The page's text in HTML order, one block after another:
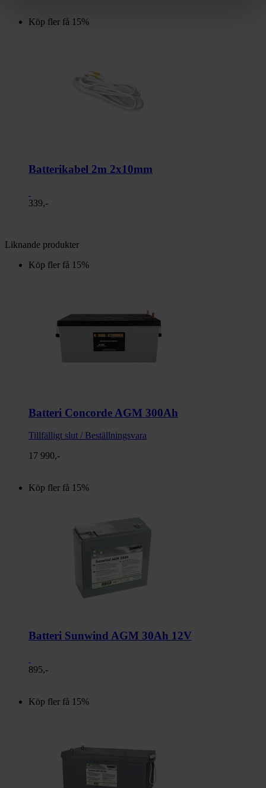
Köp fler få 15%
Batterikabel 2m 2x10mm
339,-
Liknande produkter
Köp fler få 15%
Batteri Concorde AGM 300Ah
Tillfälligt slut / Beställningsvara
17 990,-
Köp fler få 15%
Batteri Sunwind AGM 30Ah 12V
895,-
Köp fler få 15%